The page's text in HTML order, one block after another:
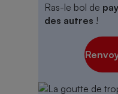
Ras-le bol de
des autres !